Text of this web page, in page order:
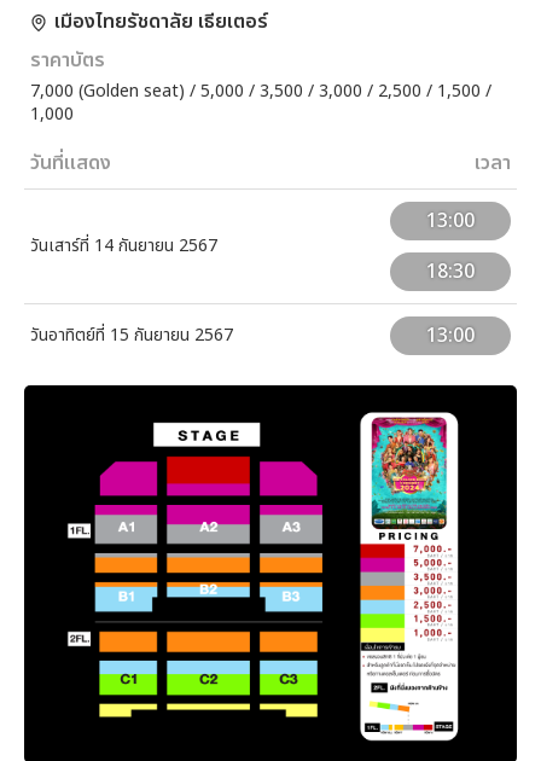
เมืองไทยรัชดาลัย เธียเตอร์
ราคาบัตร
7,000 (Golden seat) / 5,000 / 3,500 / 3,000 / 2,500 / 1,500 /
1,000
วันที่แสดง เวลา
วันเสาร์ที่ 14 กันยายน 2567
13:00
18:30
วันอาทิตย์ที่ 15 กันยายน 2567 13:00